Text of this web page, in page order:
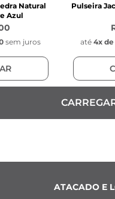
Natural
Azul
sem juros
Pulseira
até 4x de
ATACADO E